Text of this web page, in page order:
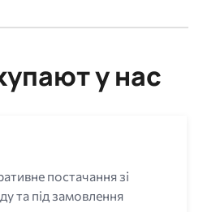
у нас
постачання зі
та під замовлення